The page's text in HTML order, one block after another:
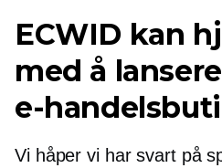
ECWID kan
med å
e-
Vi håper vi har svart på